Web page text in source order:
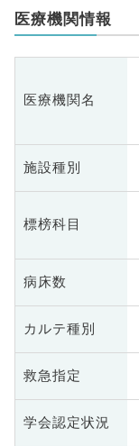
医療機関情報
医療機関名
施設種別
標榜科目
病床数
カルテ種別
救急指定
学会認定状況